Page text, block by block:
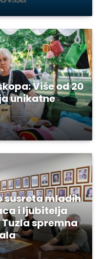
Više od 20
unikatne
susreta mladih
i ljubitelja
spremna